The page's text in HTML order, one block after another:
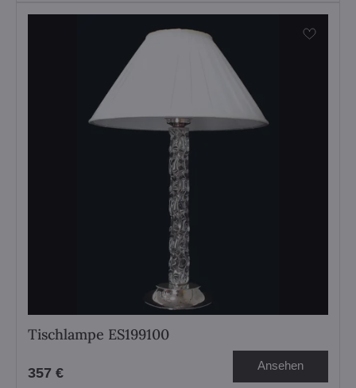
Tischlampe ES199100
357 € Ansehen